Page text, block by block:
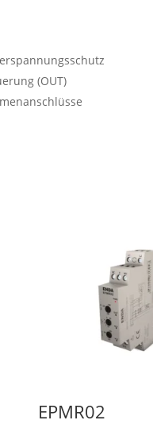
(OUT)
EPMR02